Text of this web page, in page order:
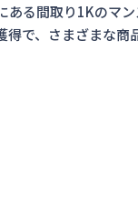
ある間取り1Kのマ
得で、さまざまな商